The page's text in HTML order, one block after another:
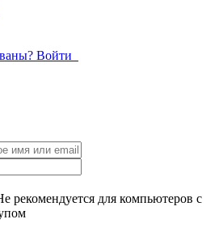
Войти
рекомендуется для компьютеров с